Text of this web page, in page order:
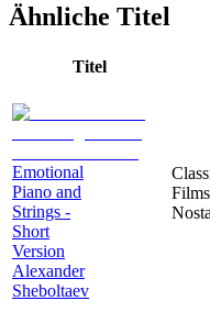
Ähnliche Titel
Titel
Emotional
Piano and
Strings -
Short
Version
Alexander
Sheboltaev